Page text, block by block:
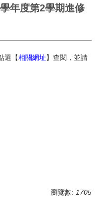
年度第2學期進修
選【相關網址】查閱，並請
瀏覽數: 1705